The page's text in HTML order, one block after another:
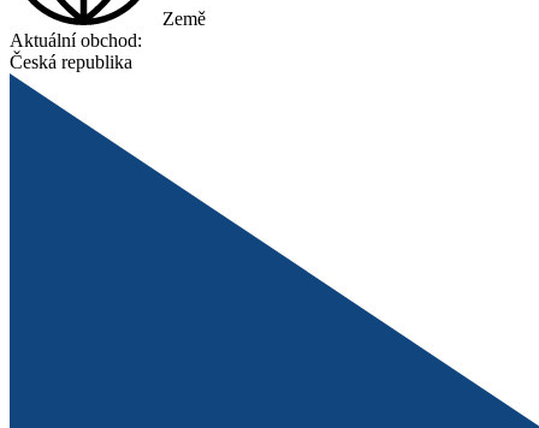
Země
Aktuální obchod:
Česká republika